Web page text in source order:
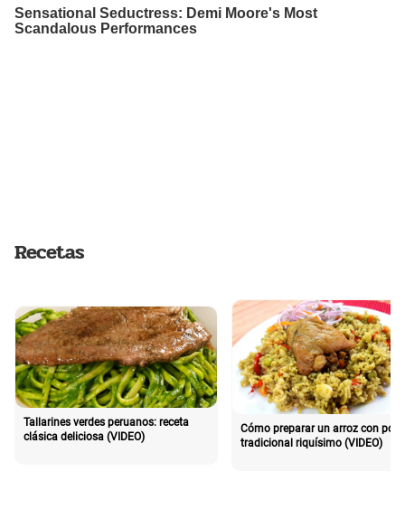
Recetas
Tallarines verdes peruanos: receta
clásica deliciosa (VIDEO)
Cómo preparar un arroz con pollo
tradicional riquísimo (VIDEO)